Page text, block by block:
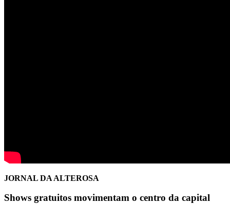
JORNAL DA ALTEROSA
Shows gratuitos movimentam o centro da capital